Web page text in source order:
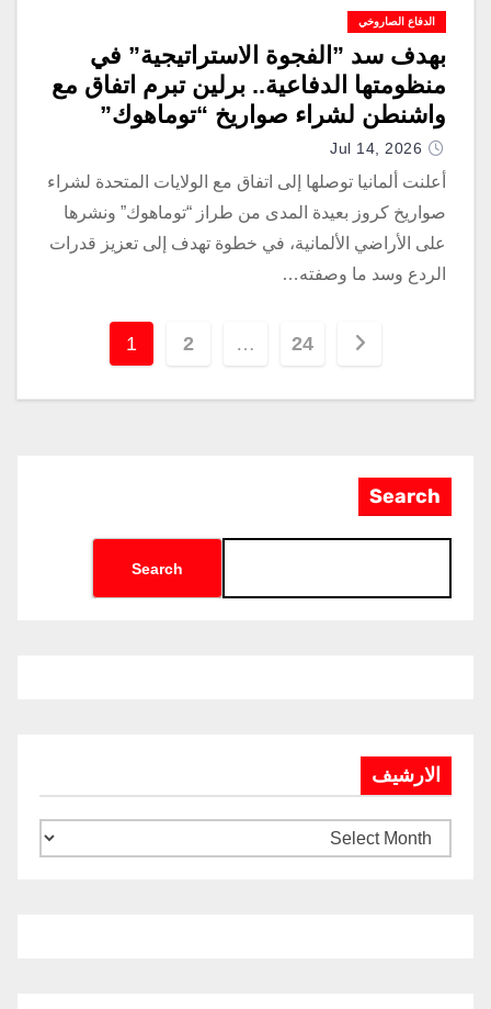
الدفاع الصاروخي
بهدف سد ”الفجوة الاستراتيجية” في
منظومتها الدفاعية.. برلين تبرم اتفاق مع
واشنطن لشراء صواريخ “توماهوك”
Jul 14, 2026
أعلنت ألمانيا توصلها إلى اتفاق مع الولايات المتحدة لشراء
صواريخ كروز بعيدة المدى من طراز “توماهوك” ونشرها
على الأراضي الألمانية، في خطوة تهدف إلى تعزيز قدرات
الردع وسد ما وصفته…
1 2 … 24
Search
Search
الارشيف